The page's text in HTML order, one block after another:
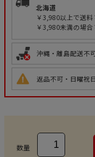
北海道
￥3,980以上で送料
￥3,980未満の場
沖縄・離島配送不
返品不可・日曜祝
数量